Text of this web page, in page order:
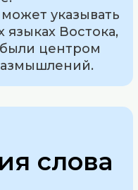
указывать
языках Востока,
были центром
слова